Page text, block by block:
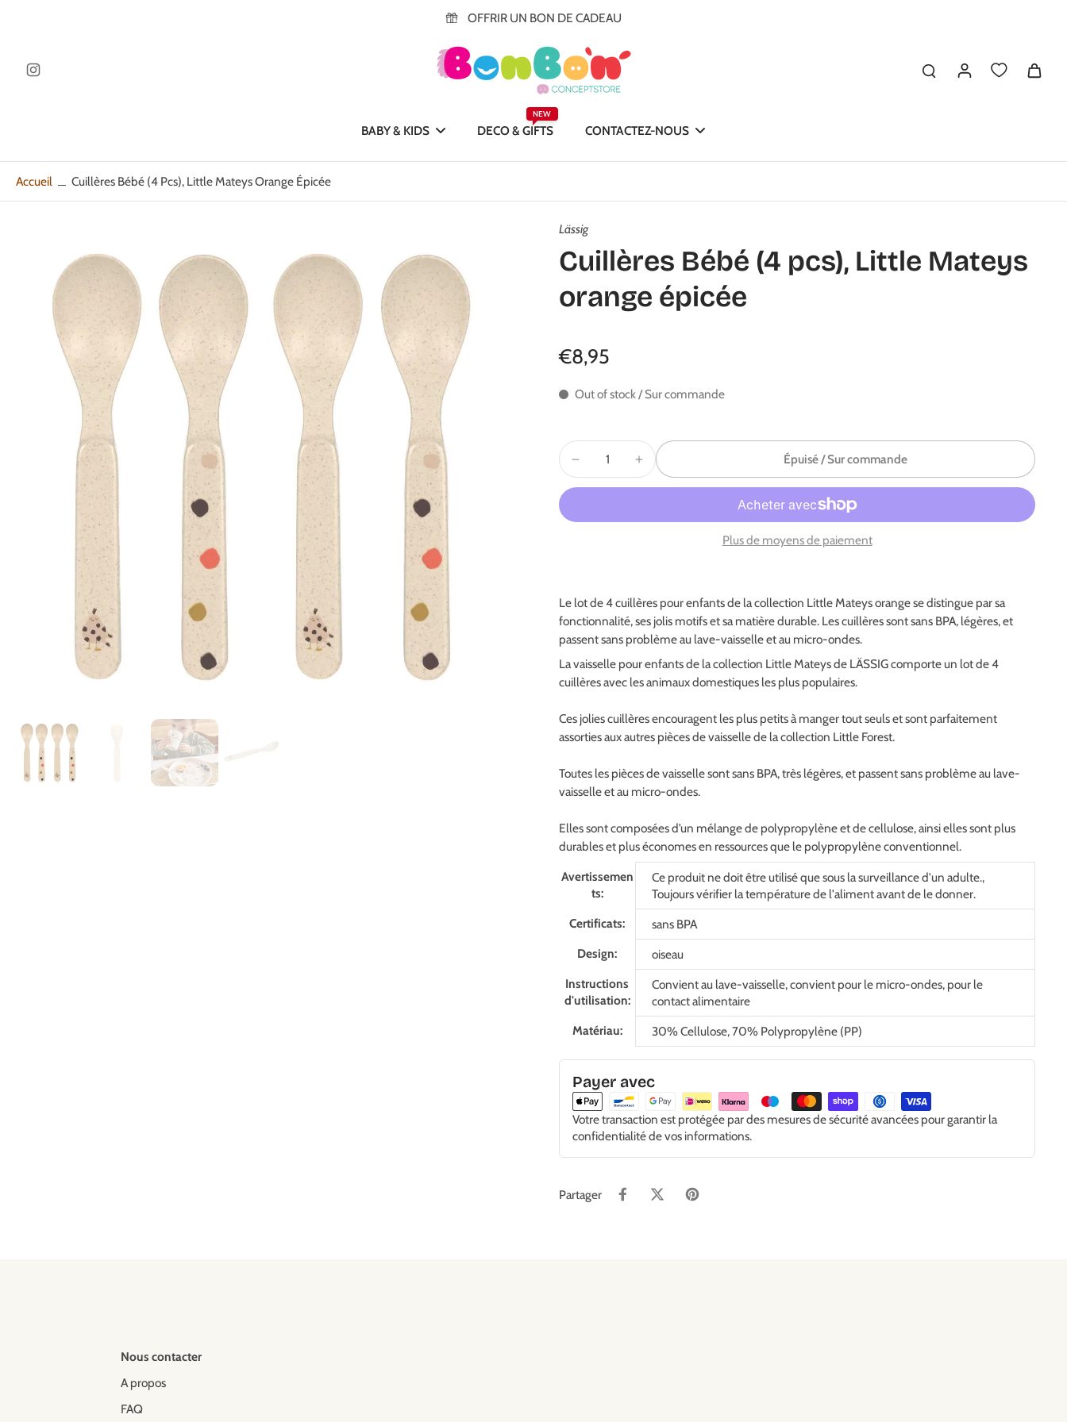
OFFRIR UN BON DE CADEAU
BABY & KIDS DECO & GIFTS
NEW
CONTACTEZ-NOUS
Accueil Cuillères Bébé (4 Pcs), Little Mateys Orange Épicée
informations
produit
Lässig
Cuillères Bébé (4 pcs), Little Mateys
orange épicée
€8,95
Out of stock / Sur commande
Épuisé / Sur commande
Plus de moyens de paiement
Le lot de 4 cuillères pour enfants de la collection Little Mateys orange se distingue par sa
fonctionnalité, ses jolis motifs et sa matière durable. Les cuillères sont sans BPA, légères, et
passent sans problème au lave-vaisselle et au micro-ondes.
La vaisselle pour enfants de la collection Little Mateys de LÄSSIG comporte un lot de 4
cuillères avec les animaux domestiques les plus populaires.
Ces jolies cuillères encouragent les plus petits à manger tout seuls et sont parfaitement
assorties aux autres pièces de vaisselle de la collection Little Forest.
Toutes les pièces de vaisselle sont sans BPA, très légères, et passent sans problème au lave-
vaisselle et au micro-ondes.
Elles sont composées d’un mélange de polypropylène et de cellulose, ainsi elles sont plus
durables et plus économes en ressources que le polypropylène conventionnel.
Avertissemen
ts:
Ce produit ne doit être utilisé que sous la surveillance d'un adulte.,
Toujours vérifier la température de l'aliment avant de le donner.
Certificats:
sans BPA
Design:
oiseau
Instructions
d'utilisation:
Convient au lave-vaisselle, convient pour le micro-ondes, pour le
contact alimentaire
Matériau:
30% Cellulose, 70% Polypropylène (PP)
Payer avec
Votre transaction est protégée par des mesures de sécurité avancées pour garantir la
confidentialité de vos informations.
Partager
Nous contacter
A propos
FAQ